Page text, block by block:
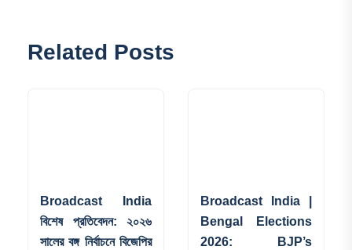
Related Posts
Broadcast India
বিশেষ প্রতিবেদন: ২০২৬
সালের বঙ্গ নির্বাচনে বিজেপির
Broadcast India |
Bengal Elections
2026: BJP’s